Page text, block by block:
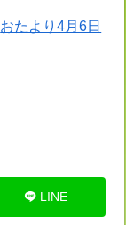
おたより4月6日
LINE